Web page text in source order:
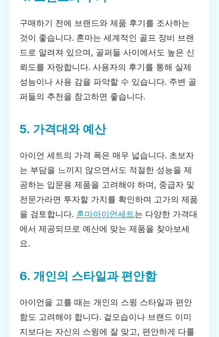
구매하기 전에 브랜드와 제품 후기를 조사하는
것이 좋습니다. 혼마는 세계적인 골프 장비 브랜
드로 알려져 있으며, 골퍼들 사이에서도 높은 신
뢰도를 자랑합니다. 사용자의 후기를 통해 실제
성능이나 사용 감을 파악할 수 있습니다. 주변 골
퍼들의 추천을 참고하면 좋습니다.
5. 가격대와 예산
아이언 세트의 가격 폭은 매우 넓습니다. 초보자
는 부담을 느끼지 않으면서도 적절한 성능을 제
공하는 입문용 제품을 고려해야 하며, 중급자 및
전문가라면 투자할 가치를 확인하며 고가의 제품
을 검토합니다. 혼마아이언세트 는 다양한 가격대
에서 제공되므로 예산에 맞는 제품을 찾아보세
요.
6. 개인의 스타일과 편안함
아이언을 고를 때는 개인의 스윙 스타일과 편안
함도 고려해야 합니다. 겉모습이나 브랜드 이미
지보다는 자신의 스윙에 잘 맞고, 편안하게 다룰